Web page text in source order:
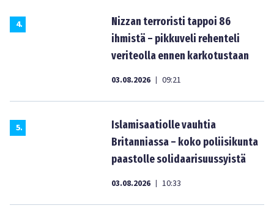
4.
Nizzan terroristi tappoi 86
ihmistä – pikkuveli rehenteli
veriteolla ennen karkotustaan
03.08.2026 | 09:21
5.
Islamisaatiolle vauhtia
Britanniassa – koko poliisikunta
paastolle solidaarisuussyistä
03.08.2026 | 10:33